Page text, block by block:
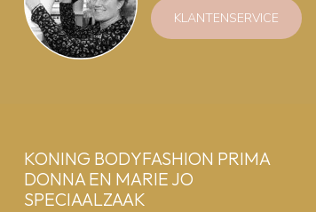
KLANTENSERVICE
KONING BODYFASHION PRIMA
DONNA EN MARIE JO
SPECIAALZAAK